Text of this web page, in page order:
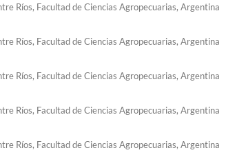
Ríos, Facultad de Ciencias Agropecuarias, Argentina
Ríos, Facultad de Ciencias Agropecuarias, Argentina
Ríos, Facultad de Ciencias Agropecuarias, Argentina
Ríos, Facultad de Ciencias Agropecuarias, Argentina
Ríos, Facultad de Ciencias Agropecuarias, Argentina